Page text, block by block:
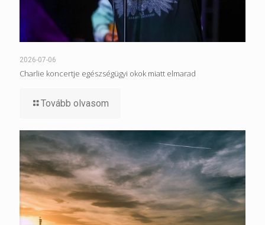
2026-07-06
Charlie koncertje egészségügyi okok miatt elmarad
Tovább olvasom